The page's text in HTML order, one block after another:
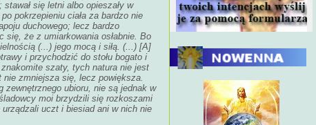
się letni albo opieszały w
pokrzepieniu ciała za bardzo nie
duchowego; lecz bardzo
się, że z umiarkowania osłabnie. Bo
(...) jego mocą i siłą. (...) [A]
i przychodzić do stołu bogato i
szaty, tych natura nie jest
zmniejsza się, lecz powiększa.
zewnętrznego ubioru, nie są jednak w
moi brzydzili się rozkoszami
uczt i biesiad ani w nich nie